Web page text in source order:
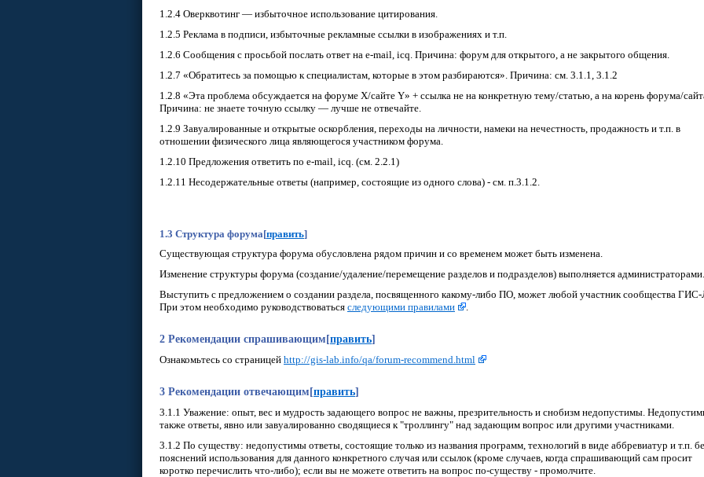
1.2.4 Оверквотинг — избыточное использование цитирования.
1.2.5 Реклама в подписи, избыточные рекламные ссылки в изображениях и т.п.
1.2.6 Сообщения с просьбой послать ответ на e-mail, icq. Причина: форум для открытого, а не закрытого общения.
1.2.7 «Обратитесь за помощью к специалистам, которые в этом разбираются». Причина: см. 3.1.1, 3.1.2
1.2.8 «Эта проблема обсуждается на форуме X/сайте Y» + ссылка не на конкретную тему/статью, а на корень форума/
Причина: не знаете точную ссылку — лучше не отвечайте.
1.2.9 Завуалированные и открытые оскорбления, переходы на личности, намеки на нечестность, продажность и т.п. в
отношении физического лица являющегося участником форума.
1.2.10 Предложения ответить по e-mail, icq. (см. 2.2.1)
1.2.11 Несодержательные ответы (например, состоящие из одного слова) - см. п.3.1.2.
1.3 Структура форума[править]
Существующая структура форума обусловлена рядом причин и со временем может быть изменена.
Изменение структуры форума (создание/удаление/перемещение разделов и подразделов) выполняется администраторами.
Выступить с предложением о создании раздела, посвященного какому-либо ПО, может любой участник сообщества
При этом необходимо руководствоваться следующими правилами .
2 Рекомендации спрашивающим [править]
Ознакомьтесь со страницей http://gis-lab.info/qa/forum-recommend.html
3 Рекомендации отвечающим [править]
3.1.1 Уважение: опыт, вес и мудрость задающего вопрос не важны, презрительность и снобизм недопустимы.
также ответы, явно или завуалированно сводящиеся к "троллингу" над задающим вопрос или другими участниками.
3.1.2 По существу: недопустимы ответы, состоящие только из названия программ, технологий в виде аббревиатур и т.п.
пояснений использования для данного конкретного случая или ссылок (кроме случаев, когда спрашивающий сам просит
коротко перечислить что-либо); если вы не можете ответить на вопрос по-существу - промолчите.